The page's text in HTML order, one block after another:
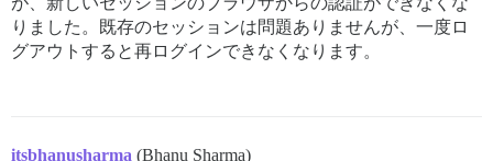
りました。既存のセッションは問題ありませんが、一度ロ
グアウトすると再ログインできなくなります。
itsbhanusharma (Bhanu Sharma)